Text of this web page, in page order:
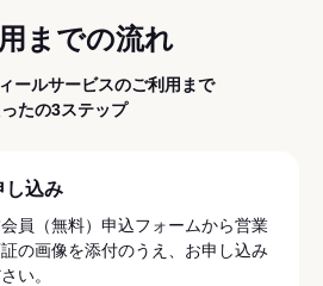
までの流れ
ールサービスのご利用まで
たの3ステップ
し込み
員（無料）申込フォームから営業
の画像を添付のうえ、お申し込み
い。